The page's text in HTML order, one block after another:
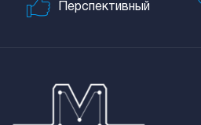
Перспективный